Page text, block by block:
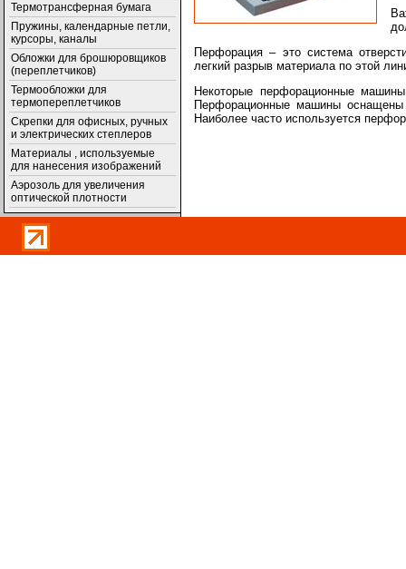
Термотрансферная бумага
Пружины, календарные петли,
курсоры, каналы
Обложки для брошюровщиков
(переплетчиков)
Термообложки для
термопереплетчиков
Скрепки для офисных, ручных
и электрических степлеров
Материалы , используемые
для нанесения изображений
Аэрозоль для увеличения
оптической плотности
Перфорация – это система
легкий разрыв материала по этой
Некоторые перфорационные
Перфорационные машины оснащены
Наиболее часто используется